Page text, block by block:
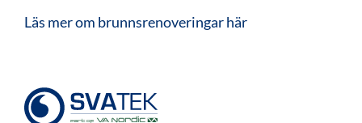
Läs mer om brunnsrenoveringar här